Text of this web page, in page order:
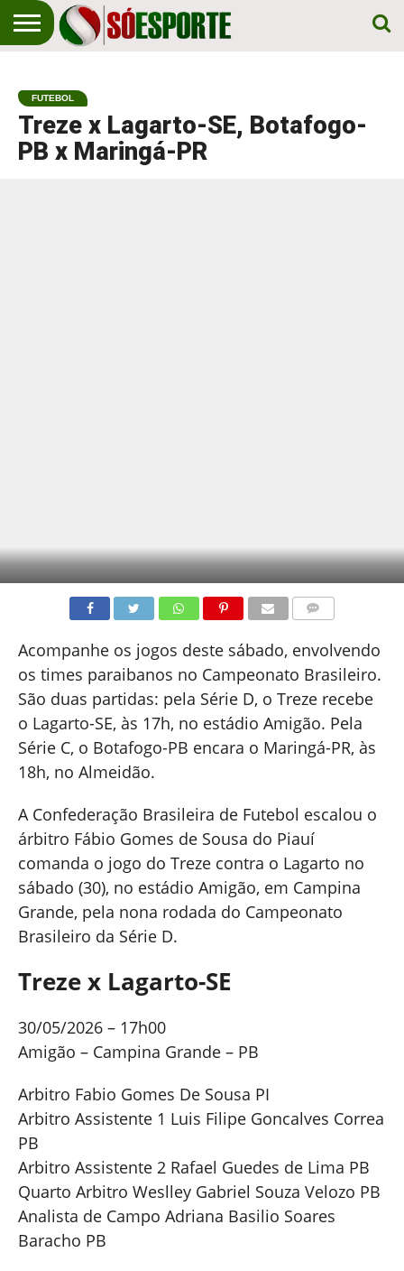
EM
PRIMEIRO
ESPORTE
FUTEBOL
Treze x Lagarto-SE, Botafogo-
PB x Maringá-PR
Acompanhe os jogos deste sábado, envolvendo
os times paraibanos no Campeonato Brasileiro.
São duas partidas: pela Série D, o Treze recebe
o Lagarto-SE, às 17h, no estádio Amigão. Pela
Série C, o Botafogo-PB encara o Maringá-PR, às
18h, no Almeidão.
A Confederação Brasileira de Futebol escalou o
árbitro Fábio Gomes de Sousa do Piauí
comanda o jogo do Treze contra o Lagarto no
sábado (30), no estádio Amigão, em Campina
Grande, pela nona rodada do Campeonato
Brasileiro da Série D.
Treze x Lagarto-SE
30/05/2026 – 17h00
Amigão – Campina Grande – PB
Arbitro Fabio Gomes De Sousa PI
Arbitro Assistente 1 Luis Filipe Goncalves Correa
PB
Arbitro Assistente 2 Rafael Guedes de Lima PB
Quarto Arbitro Weslley Gabriel Souza Velozo PB
Analista de Campo Adriana Basilio Soares
Baracho PB